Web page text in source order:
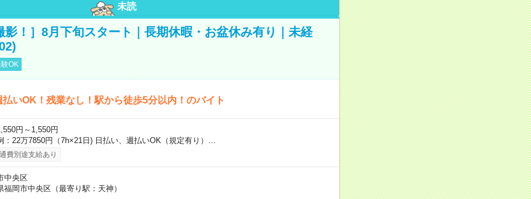
未読
影！］8月下旬スタート｜長期休暇・お盆休み有り｜未経
OK
払いOK！残業なし！駅から徒歩5分以内！のバイト
円～1,550円
：22万7850円（7h×21日) 日払い、週払いOK（規定有り）…
費別途支給あり
中央区
福岡市中央区（最寄り駅：天神）